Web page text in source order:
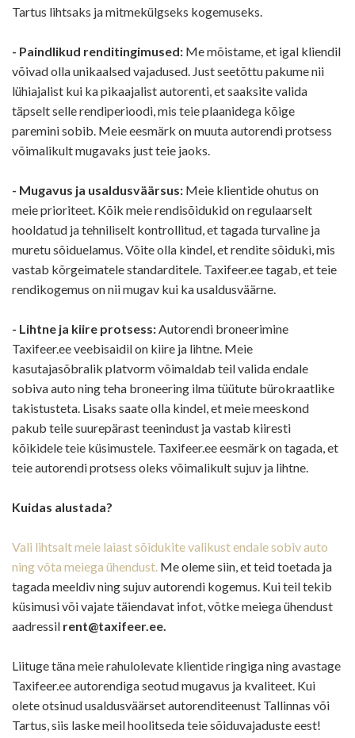
Tartus lihtsaks ja mitmekülgseks kogemuseks.
- Paindlikud renditingimused: Me mõistame, et igal kliendil
võivad olla unikaalsed vajadused. Just seetõttu pakume nii
lühiajalist kui ka pikaajalist autorenti, et saaksite valida
täpselt selle rendiperioodi, mis teie plaanidega kõige
paremini sobib. Meie eesmärk on muuta autorendi protsess
võimalikult mugavaks just teie jaoks.
- Mugavus ja usaldusväärsus: Meie klientide ohutus on
meie prioriteet. Kõik meie rendisõidukid on regulaarselt
hooldatud ja tehniliselt kontrollitud, et tagada turvaline ja
muretu sõiduelamus. Võite olla kindel, et rendite sõiduki, mis
vastab kõrgeimatele standarditele. Taxifeer.ee tagab, et teie
rendikogemus on nii mugav kui ka usaldusväärne.
- Lihtne ja kiire protsess:Autorendi broneerimine
Taxifeer.ee veebisaidil on kiire ja lihtne. Meie
kasutajasõbralik platvorm võimaldab teil valida endale
sobiva auto ning teha broneering ilma tüütute bürokraatlike
takistusteta. Lisaks saate olla kindel, et meie meeskond
pakub teile suurepärast teenindust ja vastab kiiresti
kõikidele teie küsimustele. Taxifeer.ee eesmärk on tagada, et
teie autorendi protsess oleks võimalikult sujuv ja lihtne.
Kuidas alustada?
Vali lihtsalt meie laiast sõidukite valikust endale sobiv auto
ning võta meiega ühendust. Me oleme siin, et teid toetada ja
tagada meeldiv ning sujuv autorendi kogemus. Kui teil tekib
küsimusi või vajate täiendavat infot, võtke meiega ühendust
aadressil rent@taxifeer.ee.
Liituge täna meie rahulolevate klientide ringiga ning avastage
Taxifeer.ee autorendiga seotud mugavus ja kvaliteet. Kui
olete otsinud usaldusväärset autorenditeenust Tallinnas või
Tartus, siis laske meil hoolitseda teie sõiduvajaduste eest!